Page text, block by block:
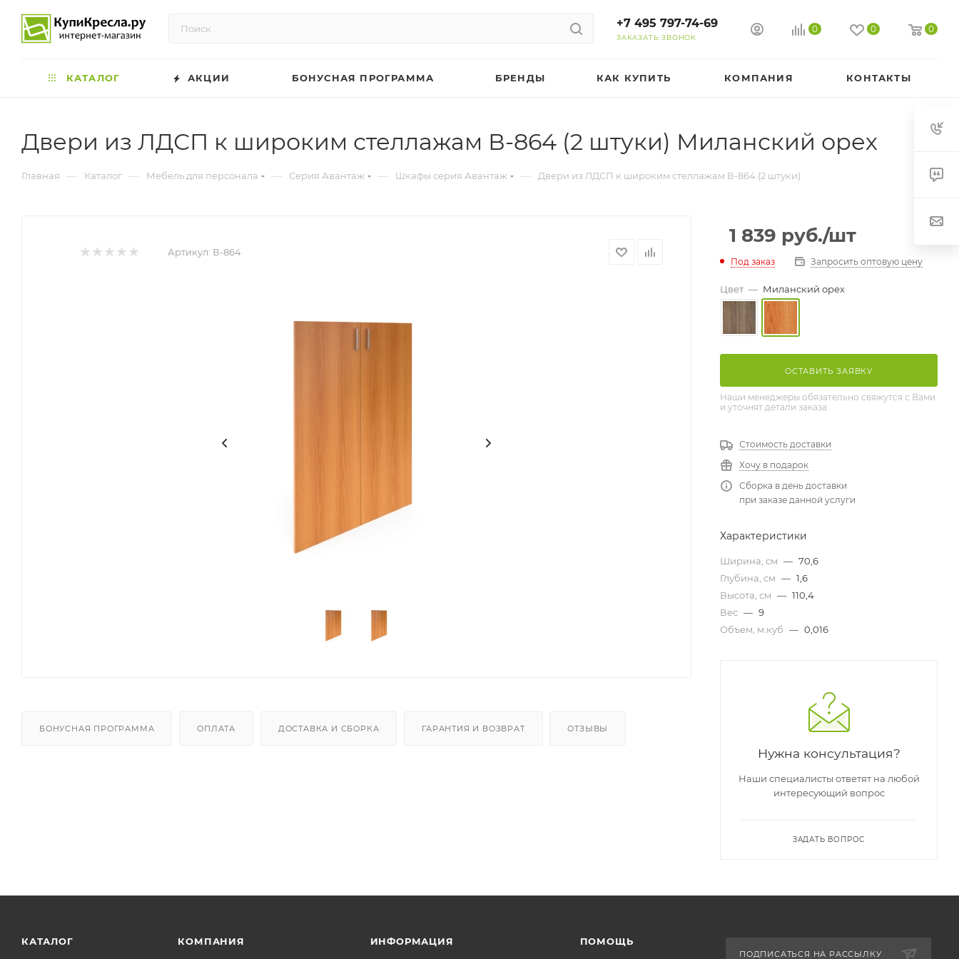
+7 495 797-74-69
ЗАКАЗАТЬ ЗВОНОК
0 0 0
КАТАЛОГ АКЦИИ БОНУСНАЯ ПРОГРАММА БРЕНДЫ КАК КУПИТЬ КОМПАНИЯ КОНТАКТЫ
Двери из ЛДСП к широким стеллажам В-864 (2 штуки) Миланский орех
Главная — Каталог — Мебель для персонала — Серия Авантаж — Шкафы серия Авантаж — Двери из ЛДСП к широким стеллажам В-864 (2 штуки)
Артикул: В-864
БОНУСНАЯ ПРОГРАММА ОПЛАТА ДОСТАВКА И СБОРКА ГАРАНТИЯ И ВОЗВРАТ ОТЗЫВЫ
1 839 руб./шт
Под заказ Запросить оптовую цену
Цвет — Миланский орех
ОСТАВИТЬ ЗАЯВКУ
Наши менеджеры обязательно свяжутся с Вами
и уточнят детали заказа
Стоимость доставки
Хочу в подарок
Сборка в день доставки
при заказе данной услуги
Характеристики
Ширина, см — 70,6
Глубина, см — 1,6
Высота, см — 110,4
Вес — 9
Объем, м.куб — 0,016
Нужна консультация?
Наши специалисты ответят на любой
интересующий вопрос
ЗАДАТЬ ВОПРОС
КАТАЛОГ КОМПАНИЯ ИНФОРМАЦИЯ ПОМОЩЬ
ПОДПИСАТЬСЯ НА РАССЫЛКУ